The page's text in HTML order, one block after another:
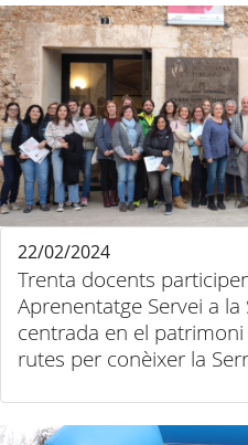
Trenta docents
Aprenentatge Servei a
centrada en el
rutes per conèixer la
22/02/2024